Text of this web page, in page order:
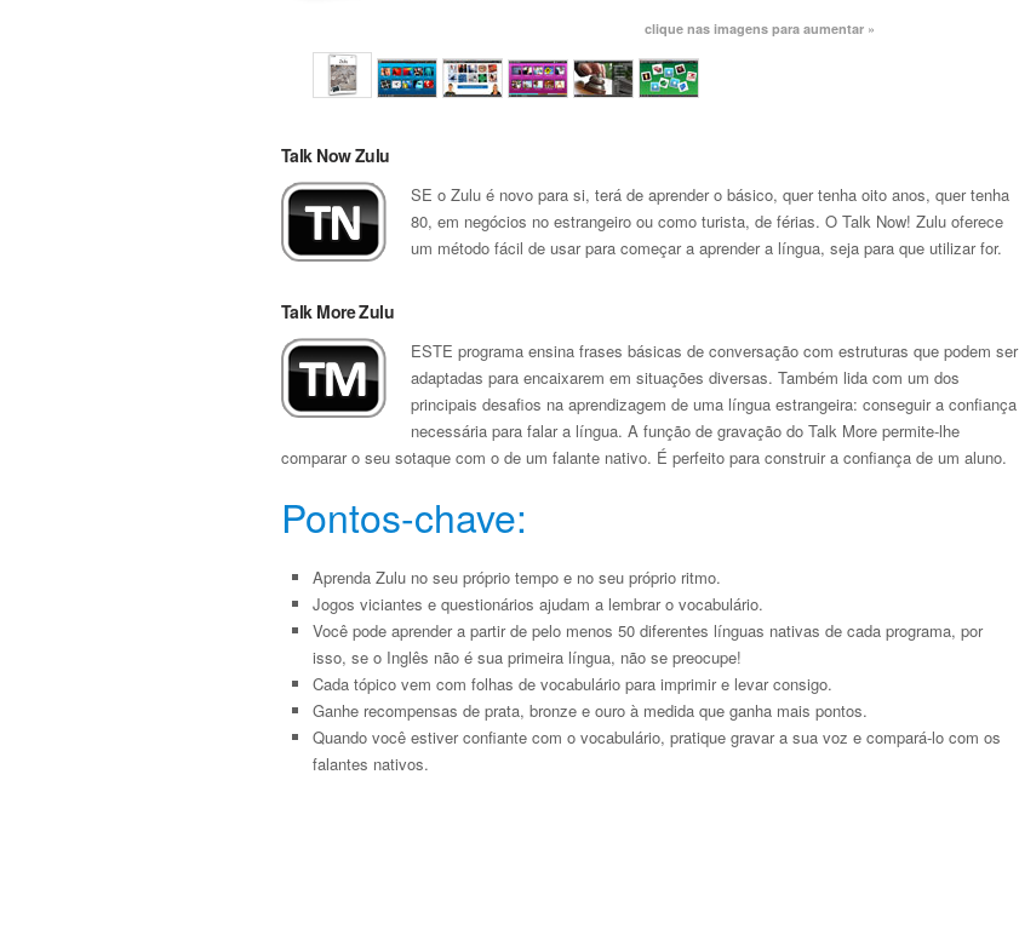
clique nas imagens para aumentar »
Talk Now Zulu
SE o Zulu é novo para si, terá de aprender o básico, quer tenha oito anos, quer tenha
80, em negócios no estrangeiro ou como turista, de férias. O Talk Now! Zulu oferece
um método fácil de usar para começar a aprender a língua, seja para que utilizar for.
Talk More Zulu
ESTE programa ensina frases básicas de conversação com estruturas que podem ser
adaptadas para encaixarem em situações diversas. Também lida com um dos
principais desafios na aprendizagem de uma língua estrangeira: conseguir a confiança
necessária para falar a língua. A função de gravação do Talk More permite-lhe
comparar o seu sotaque com o de um falante nativo. É perfeito para construir a confiança de um aluno.
Pontos-chave:
Aprenda Zulu no seu próprio tempo e no seu próprio ritmo.
Jogos viciantes e questionários ajudam a lembrar o vocabulário.
Você pode aprender a partir de pelo menos 50 diferentes línguas nativas de cada programa, por
isso, se o Inglês não é sua primeira língua, não se preocupe!
Cada tópico vem com folhas de vocabulário para imprimir e levar consigo.
Ganhe recompensas de prata, bronze e ouro à medida que ganha mais pontos.
Quando você estiver confiante com o vocabulário, pratique gravar a sua voz e compará-lo com os
falantes nativos.